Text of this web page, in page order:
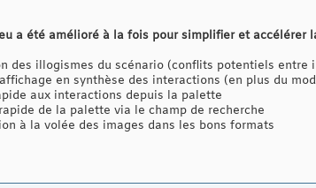
a été amélioré à la fois pour simplifier et accélérer
des illogismes du scénario (conflits potentiels entre
en synthèse des interactions (en plus du
aux interactions depuis la palette
de la palette via le champ de recherche
à la volée des images dans les bons formats